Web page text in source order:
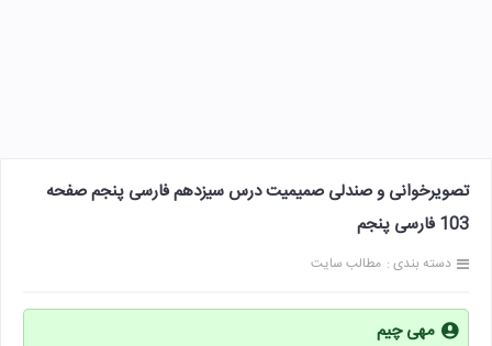
تصویرخوانی و صندلی صمیمیت درس سیزدهم فارسی پنجم صفحه
103 فارسی پنجم
دسته بندی : مطالب سایت
مهی چیم